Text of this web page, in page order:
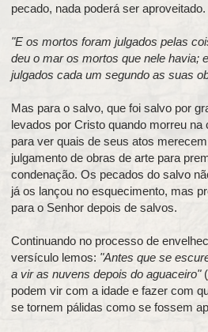
pecado, nada poderá ser aproveitado.
"E os mortos foram julgados pelas
deu o mar os mortos que nele havia;
julgados cada um segundo as suas
Mas para o salvo, que foi salvo por
levados por Cristo quando morreu
para ver quais de seus atos
julgamento de obras de arte para
condenação. Os pecados do salvo
já os lançou no esquecimento, mas
para o Senhor depois de salvos.
Continuando no processo de
versículo lemos: "Antes que se
a vir as nuvens depois do aguaceiro"(
podem vir com a idade e fazer com
se tornem pálidas como se fossem